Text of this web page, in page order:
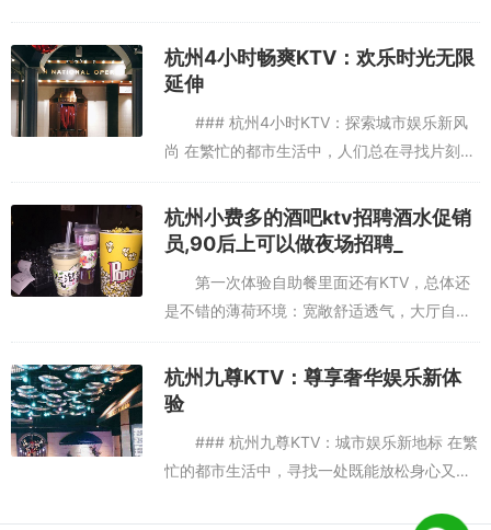
非常满意，下次还去啊。来了好几次了每次都
稍微有些不足例如话筒没声音手机点不了歌话
筒还有电。。。不过服务员马上就帮我...
杭州4小时畅爽KTV：欢乐时光无限
延伸
### 杭州4小时KTV：探索城市娱乐新风
尚 在繁忙的都市生活中，人们总在寻找片刻的
放松与娱乐。杭州，这座历史悠久而又充满活
力的城市，以其独特的文化魅力和丰富的娱乐
选择，成为了不少人...
杭州小费多的酒吧ktv招聘酒水促销
员,90后上可以做夜场招聘_
第一次体验自助餐里面还有KTV，总体还
是不错的薄荷环境：宽敞舒适透气，大厅自助
东西选择性很多，招待也很好服务铃服务：服
务小哥哥也很好，语气很好，后来想要多木瓜
牛奶，可惜没有了，就说下次...
杭州九尊KTV：尊享奢华娱乐新体
验
### 杭州九尊KTV：城市娱乐新地标 在繁
忙的都市生活中，寻找一处既能放松身心又能